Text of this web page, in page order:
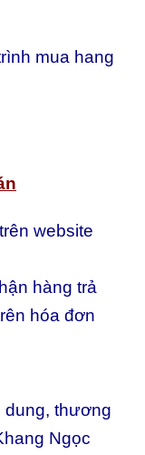
mua hang
website
hàng trả
hóa đơn
dung, thương
Ngọc